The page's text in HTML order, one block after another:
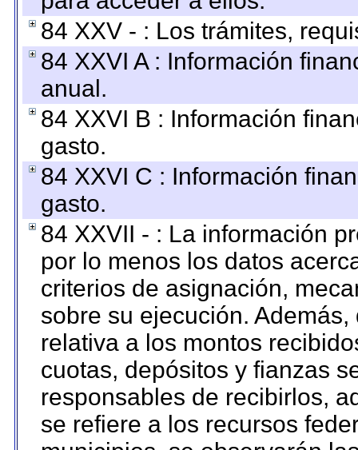
84 XXV - : Los trámites,
84 XXVI A : Información
anual.
84 XXVI B : Información
gasto.
84 XXVI C : Información
gasto.
84 XXVII - : La información
por lo menos los datos
criterios de asignación,
sobre su ejecución.
relativa a los montos
cuotas, depósitos y fianzas
responsables de recibirlos,
se refiere a los recursos